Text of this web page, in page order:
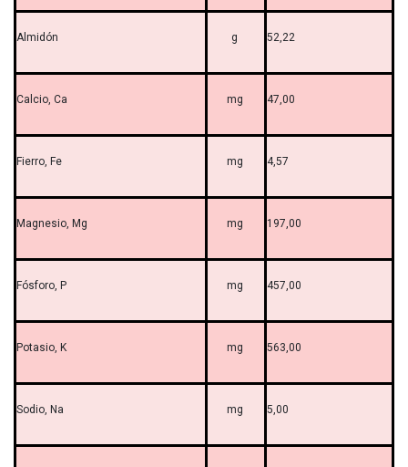
Almidón g 52,22
Calcio, Ca mg 47,00
Fierro, Fe mg 4,57
Magnesio, Mg mg 197,00
Fósforo, P mg 457,00
Potasio, K mg 563,00
Sodio, Na mg 5,00